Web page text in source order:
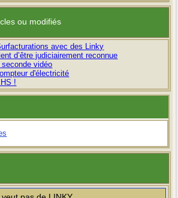
ou modifiés
avec des Linky
d’être judiciairement reconnue
vidéo
d'électricité
!